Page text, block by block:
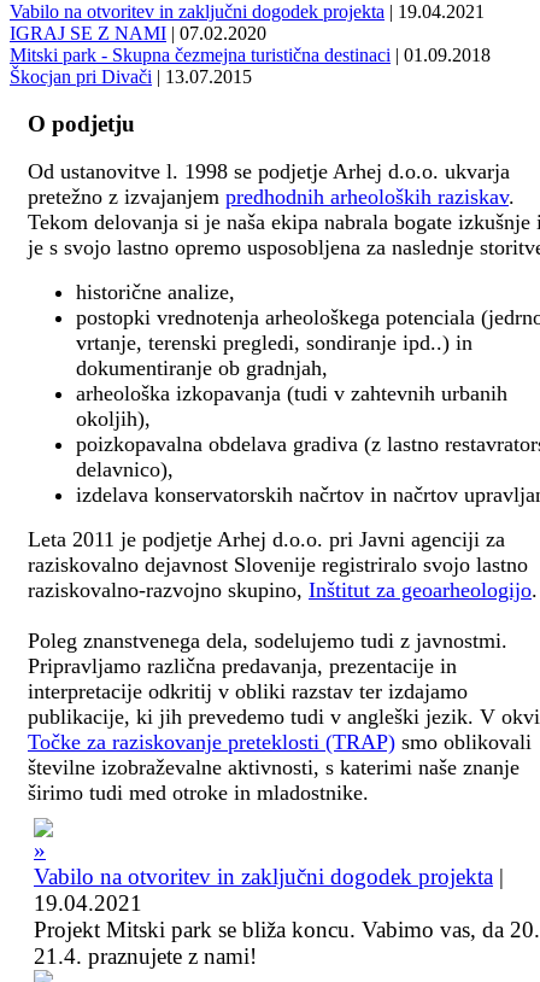
Vabilo na otvoritev in zaključni dogodek projekta | 19.04.2021
IGRAJ SE Z NAMI | 07.02.2020
Mitski park - Skupna čezmejna turistična destinaci | 01.09.2018
Škocjan pri Divači | 13.07.2015
O podjetju
Od ustanovitve l. 1998 se podjetje Arhej d.o.o. ukvarja
pretežno z izvajanjem predhodnih arheoloških raziskav.
Tekom delovanja si je naša ekipa nabrala bogate izkušnje
je s svojo lastno opremo usposobljena za naslednje
historične analize,
postopki vrednotenja arheološkega potenciala
vrtanje, terenski pregledi, sondiranje ipd..) in
dokumentiranje ob gradnjah,
arheološka izkopavanja (tudi v zahtevnih urbanih
okoljih),
poizkopavalna obdelava gradiva (z lastno
delavnico),
izdelava konservatorskih načrtov in načrtov
Leta 2011 je podjetje Arhej d.o.o. pri Javni agenciji za
raziskovalno dejavnost Slovenije registriralo svojo lastno
raziskovalno-razvojno skupino, Inštitut za geoarheologijo.
Poleg znanstvenega dela, sodelujemo tudi z javnostmi.
Pripravljamo različna predavanja, prezentacije in
interpretacije odkritij v obliki razstav ter izdajamo
publikacije, ki jih prevedemo tudi v angleški jezik. V
Točke za raziskovanje preteklosti (TRAP) smo oblikovali
številne izobraževalne aktivnosti, s katerimi naše znanje
širimo tudi med otroke in mladostnike.
Vabilo na otvoritev in zaključni dogodek projekta |
19.04.2021
Projekt Mitski park se bliža koncu. Vabimo vas, da
21.4. praznujete z nami!